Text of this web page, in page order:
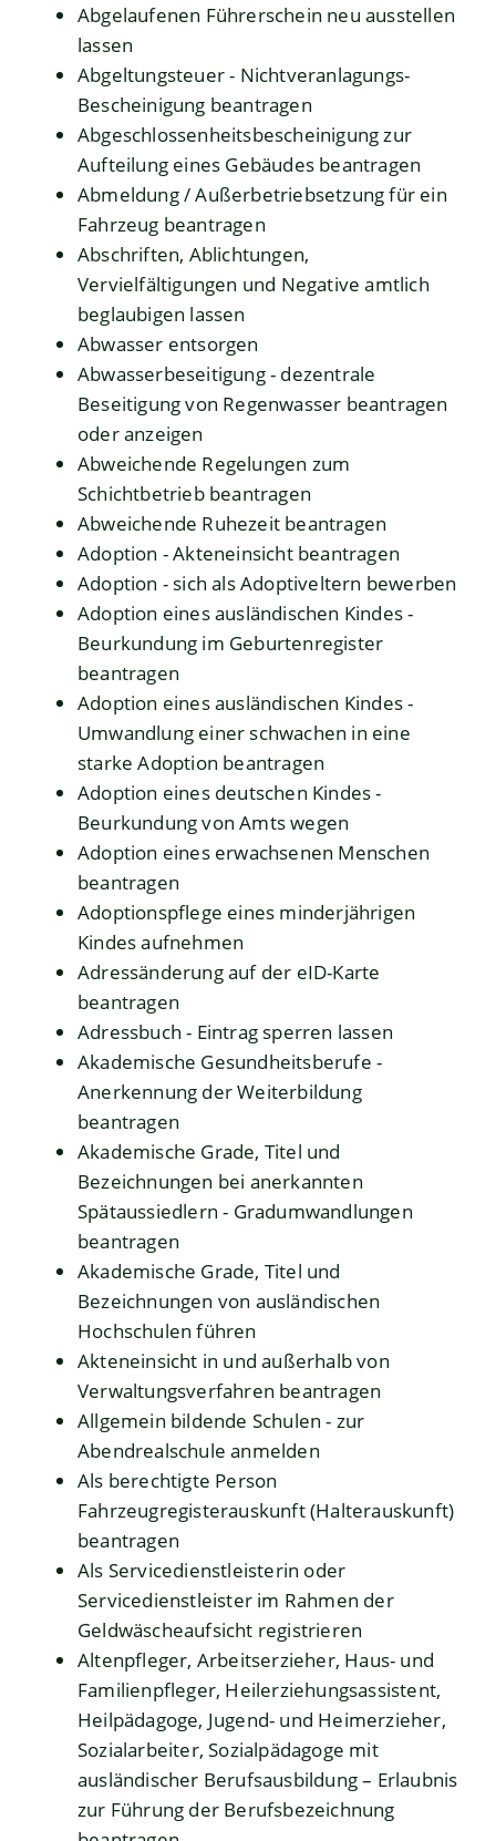
Abgelaufenen Führerschein neu ausstellen
lassen
Abgeltungsteuer - Nichtveranlagungs-
Bescheinigung beantragen
Abgeschlossenheitsbescheinigung zur
Aufteilung eines Gebäudes beantragen
Abmeldung / Außerbetriebsetzung für ein
Fahrzeug beantragen
Abschriften, Ablichtungen,
Vervielfältigungen und Negative amtlich
beglaubigen lassen
Abwasser entsorgen
Abwasserbeseitigung - dezentrale
Beseitigung von Regenwasser beantragen
oder anzeigen
Abweichende Regelungen zum
Schichtbetrieb beantragen
Abweichende Ruhezeit beantragen
Adoption - Akteneinsicht beantragen
Adoption - sich als Adoptiveltern bewerben
Adoption eines ausländischen Kindes -
Beurkundung im Geburtenregister
beantragen
Adoption eines ausländischen Kindes -
Umwandlung einer schwachen in eine
starke Adoption beantragen
Adoption eines deutschen Kindes -
Beurkundung von Amts wegen
Adoption eines erwachsenen Menschen
beantragen
Adoptionspflege eines minderjährigen
Kindes aufnehmen
Adressänderung auf der eID-Karte
beantragen
Adressbuch - Eintrag sperren lassen
Akademische Gesundheitsberufe -
Anerkennung der Weiterbildung
beantragen
Akademische Grade, Titel und
Bezeichnungen bei anerkannten
Spätaussiedlern - Gradumwandlungen
beantragen
Akademische Grade, Titel und
Bezeichnungen von ausländischen
Hochschulen führen
Akteneinsicht in und außerhalb von
Verwaltungsverfahren beantragen
Allgemein bildende Schulen - zur
Abendrealschule anmelden
Als berechtigte Person
Fahrzeugregisterauskunft (Halterauskunft)
beantragen
Als Servicedienstleisterin oder
Servicedienstleister im Rahmen der
Geldwäscheaufsicht registrieren
Altenpfleger, Arbeitserzieher, Haus- und
Familienpfleger, Heilerziehungsassistent,
Heilpädagoge, Jugend- und Heimerzieher,
Sozialarbeiter, Sozialpädagoge mit
ausländischer Berufsausbildung – Erlaubnis
zur Führung der Berufsbezeichnung